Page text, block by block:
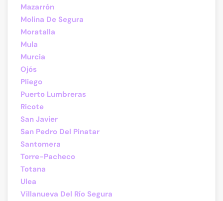
Mazarrón
Molina De Segura
Moratalla
Mula
Murcia
Ojós
Pliego
Puerto Lumbreras
Ricote
San Javier
San Pedro Del Pinatar
Santomera
Torre-Pacheco
Totana
Ulea
Villanueva Del Río Segura